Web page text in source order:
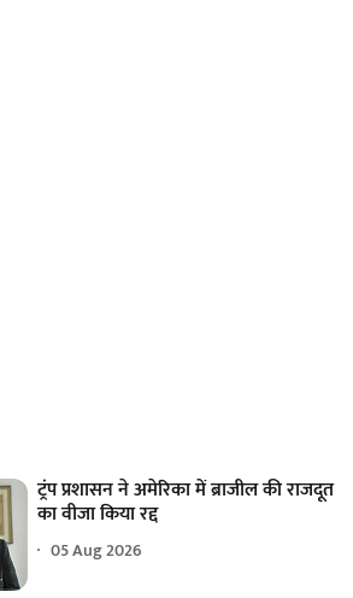
ट्रंप प्रशासन ने अमेरिका में ब्राजील की राजदूत
का वीजा किया रद्द
05 Aug 2026